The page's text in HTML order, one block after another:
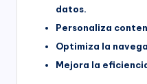
datos.
Personaliza
Optimiza la
Mejora la